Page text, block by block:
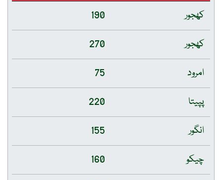
کھجور
190
کھجور
270
امرود
75
پپیتا
220
انگور
155
چیکو
160